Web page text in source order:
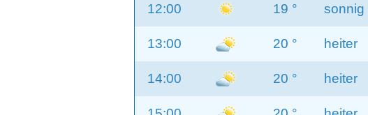
12:00 19 ° sonnig
13:00 20 ° heiter
14:00 20 ° heiter